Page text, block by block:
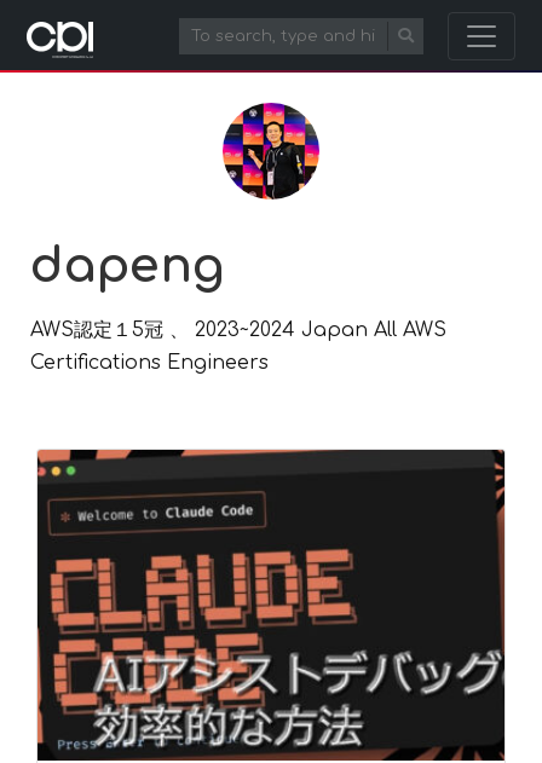
dapeng
AWS認定１5冠 、 2023~2024 Japan All AWS
Certifications Engineers